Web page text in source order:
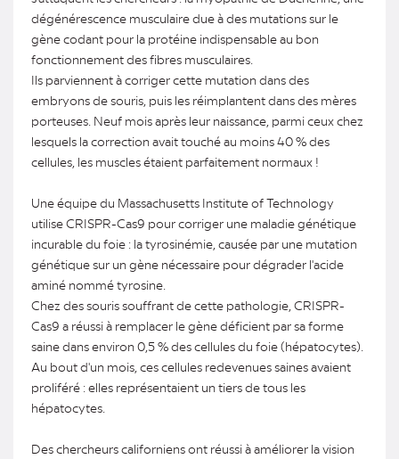
dégénérescence musculaire due à des mutations sur le
gène codant pour la protéine indispensable au bon
fonctionnement des fibres musculaires.
Ils parviennent à corriger cette mutation dans des
embryons de souris, puis les réimplantent dans des mères
porteuses. Neuf mois après leur naissance, parmi ceux chez
lesquels la correction avait touché au moins 40 % des
cellules, les muscles étaient parfaitement normaux !
Une équipe du Massachusetts Institute of Technology
utilise CRISPR-Cas9 pour corriger une maladie génétique
incurable du foie : la tyrosinémie, causée par une mutation
génétique sur un gène nécessaire pour dégrader l'acide
aminé nommé tyrosine.
Chez des souris souffrant de cette pathologie, CRISPR-
Cas9 a réussi à remplacer le gène déficient par sa forme
saine dans environ 0,5 % des cellules du foie (hépatocytes).
Au bout d'un mois, ces cellules redevenues saines avaient
proliféré : elles représentaient un tiers de tous les
hépatocytes.
Des chercheurs californiens ont réussi à améliorer la vision